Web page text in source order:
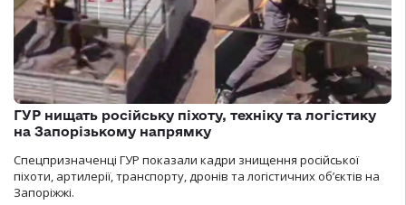
ГУР нищать російську піхоту, техніку та логістику
на Запорізькому напрямку
Спецпризначенці ГУР показали кадри знищення російської
піхоти, артилерії, транспорту, дронів та логістичних об’єктів на
Запоріжжі.